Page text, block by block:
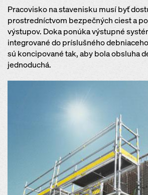
Pracovisko na stavenisku musí byť
prostredníctvom bezpečných ciest a
výstupov. Doka ponúka výstupné
integrované do príslušného
sú koncipované tak, aby bola obsluha
jednoduchá.